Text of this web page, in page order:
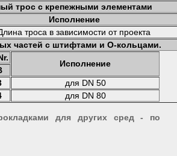
трос с крепежными элементами
Исполнение
троса в зависимости от проекта
частей с штифтами и О-кольцами.
Исполнение
для DN 50
для DN 80
для других сред - по